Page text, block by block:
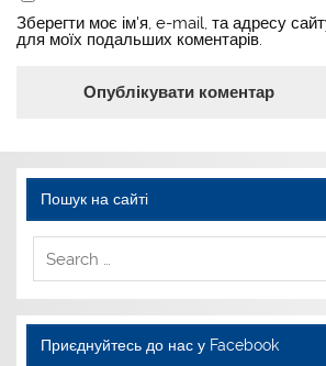
Зберегти моє ім'я, e-mail, та адресу
для моїх подальших коментарів.
Пошук на сайті
Приєднуйтесь до нас у Facebook